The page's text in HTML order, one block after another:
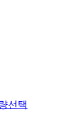
선택